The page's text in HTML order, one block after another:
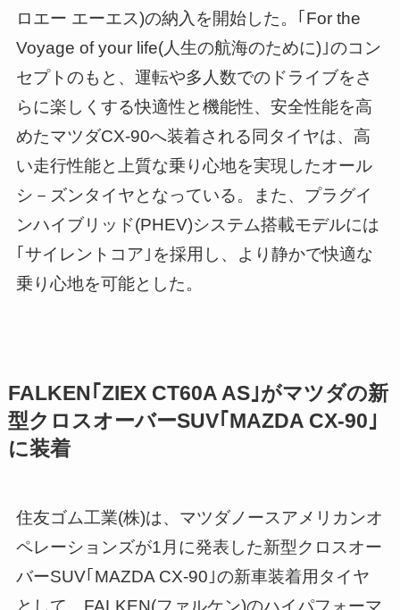
ロエー エーエス)の納入を開始した。｢For the
Voyage of your life(人生の航海のために)｣のコン
セプトのもと、運転や多人数でのドライブをさ
らに楽しくする快適性と機能性、安全性能を高
めたマツダCX-90へ装着される同タイヤは、高
い走行性能と上質な乗り心地を実現したオール
シ－ズンタイヤとなっている。また、プラグイ
ンハイブリッド(PHEV)システム搭載モデルには
｢サイレントコア｣を採用し、より静かで快適な
乗り心地を可能とした。
FALKEN｢ZIEX CT60A AS｣がマツダの新
型クロスオーバーSUV｢MAZDA CX-90｣
に装着
住友ゴム工業(株)は、マツダノースアメリカンオ
ペレーションズが1月に発表した新型クロスオー
バーSUV｢MAZDA CX-90｣の新車装着用タイヤ
として、FALKEN(ファルケン)のハイパフォーマ